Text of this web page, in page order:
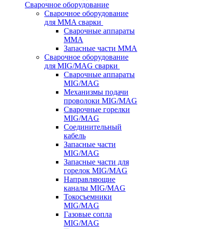
Сварочное оборудование
Сварочное оборудование
для MMA сварки
Сварочные аппараты
MMA
Запасные части MMA
Сварочное оборудование
для MIG/MAG сварки
Сварочные аппараты
MIG/MAG
Механизмы подачи
проволоки MIG/MAG
Сварочные горелки
MIG/MAG
Соединительный
кабель
Запасные части
MIG/MAG
Запасные части для
горелок MIG/MAG
Направляющие
каналы MIG/MAG
Токосъемники
MIG/MAG
Газовые сопла
MIG/MAG